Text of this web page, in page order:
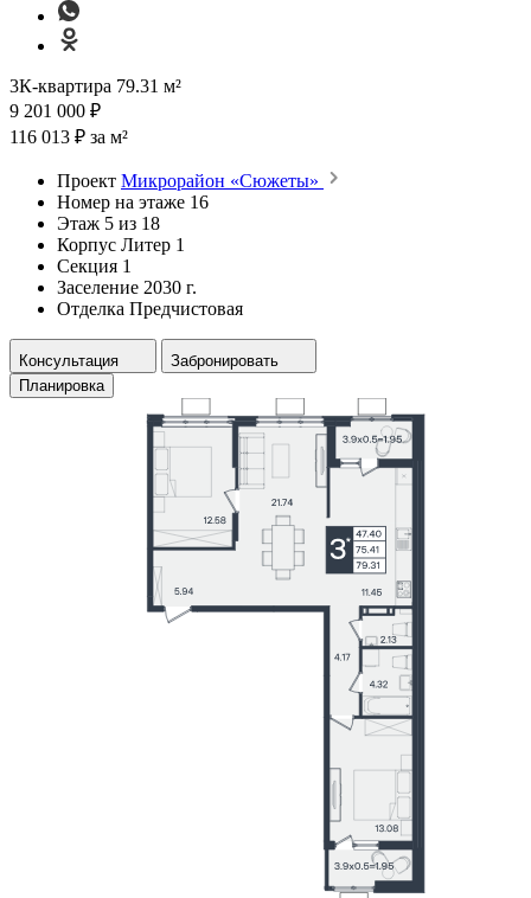
3К-квартира 79.31 м²
9 201 000 ₽
116 013 ₽ за м²
Проект Микрорайон «Сюжеты»
Номер на этаже 16
Этаж 5 из 18
Корпус Литер 1
Секция 1
Заселение 2030 г.
Отделка Предчистовая
Консультация
Забронировать
Планировка